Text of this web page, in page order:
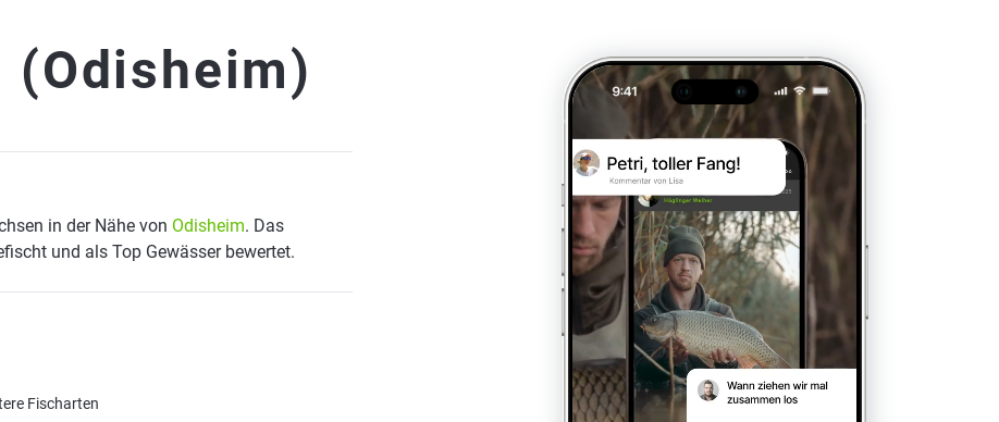
(Odisheim)
in der Nähe von Odisheim. Das
und als Top Gewässer bewertet.
Fischarten